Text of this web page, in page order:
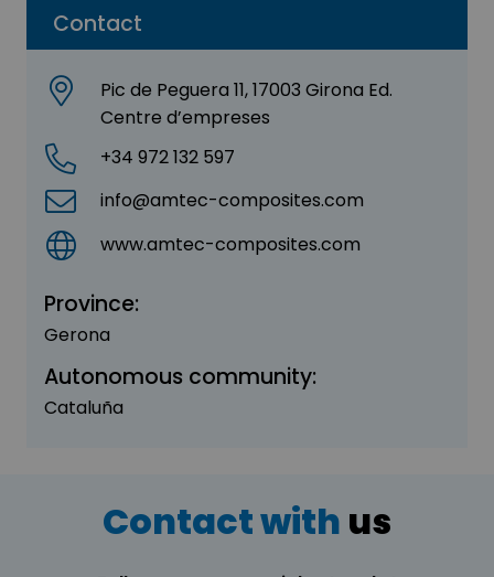
Contact
Pic de Peguera 11, 17003 Girona Ed.
Centre d’empreses
+34 972 132 597
info@amtec-composites.com
www.amtec-composites.com
Province:
Gerona
Autonomous community:
Cataluña
Contact with us